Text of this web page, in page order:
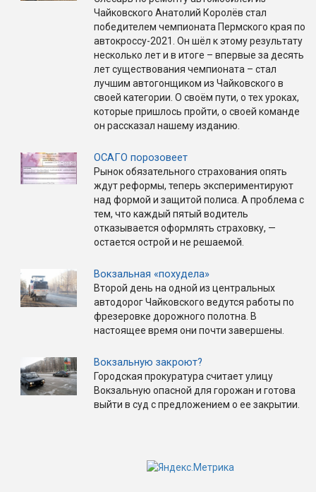
Чайковского Анатолий Королёв стал
победителем чемпионата Пермского края по
автокроссу-2021. Он шёл к этому результату
несколько лет и в итоге – впервые за десять
лет существования чемпионата – стал
лучшим автогонщиком из Чайковского в
своей категории. О своём пути, о тех уроках,
которые пришлось пройти, о своей команде
он рассказал нашему изданию.
ОСАГО порозовеет
Рынок обязательного страхования опять
ждут реформы, теперь экспериментируют
над формой и защитой полиса. А проблема с
тем, что каждый пятый водитель
отказывается оформлять страховку, —
остается острой и не решаемой.
Вокзальная «похудела»
Второй день на одной из центральных
автодорог Чайковского ведутся работы по
фрезеровке дорожного полотна. В
настоящее время они почти завершены.
Вокзальную закроют?
Городская прокуратура считает улицу
Вокзальную опасной для горожан и готова
выйти в суд с предложением о ее закрытии.